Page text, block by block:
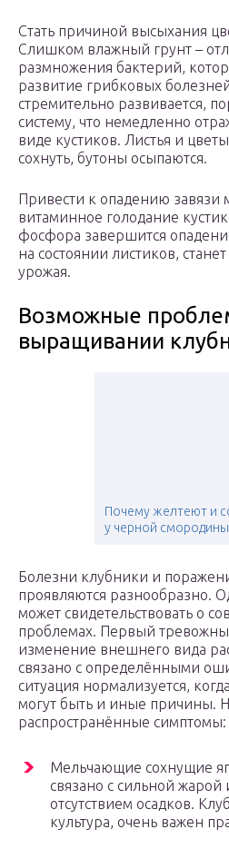
Стать причиной высыхания
Слишком влажный грунт –
размножения бактерий,
развитие грибковых
стремительно развивается,
систему, что немедленно
виде кустиков. Листья и
сохнуть, бутоны осыпаются.
Привести к опадению завязи
витаминное голодание
фосфора завершится
на состоянии листиков,
урожая.
Возможные
выращивании
Почему желтеют и
у черной
Болезни клубники и
проявляются разнообразно.
может свидетельствовать о
проблемах. Первый
изменение внешнего вида
связано с определёнными
ситуация нормализуется,
могут быть и иные причины.
распространённые симптомы:
Мельчающие сохнущие
связано с сильной
отсутствием осадков.
культура, очень важен